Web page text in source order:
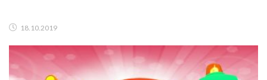
18.10.2019